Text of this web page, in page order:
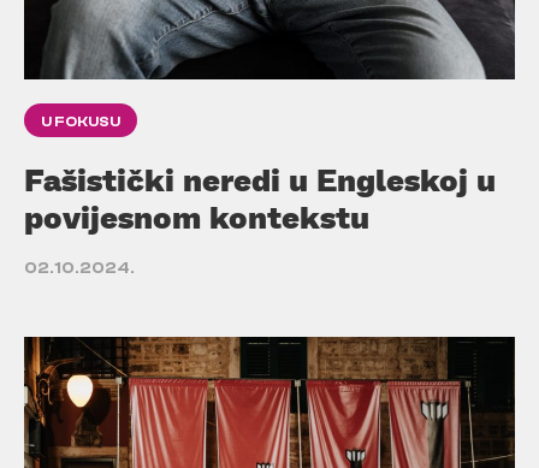
U FOKUSU
Fašistički neredi u Engleskoj u
povijesnom kontekstu
02.10.2024.